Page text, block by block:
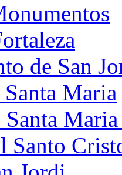
de San
Maria
Santo